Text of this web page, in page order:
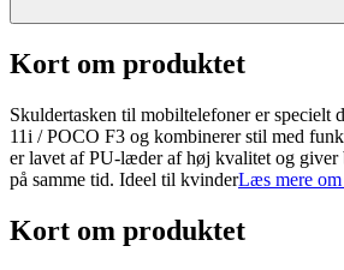
Kort om produktet
Skuldertasken til mobiltelefoner er specielt
11i / POCO F3 og kombinerer stil med
er lavet af PU-læder af høj kvalitet og giver
på samme tid. Ideel til kvinderLæs mere
Kort om produktet